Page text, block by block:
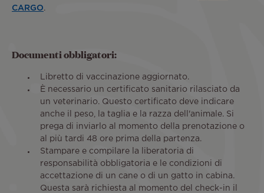
CARGO.
Documenti obbligatori:
Libretto di vaccinazione aggiornato.
È necessario un certificato sanitario rilasciato da
un veterinario. Questo certificato deve indicare
anche il peso, la taglia e la razza dell'animale. Si
prega di inviarlo al momento della prenotazione o
al più tardi 48 ore prima della partenza.
Stampare e compilare la liberatoria di
responsabilità obbligatoria e le condizioni di
accettazione di un cane o di un gatto in cabina.
Questa sarà richiesta al momento del check-in il